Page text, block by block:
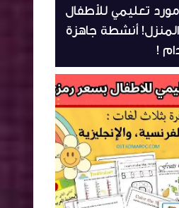
من 35,000 مورد تعليمي للأطفال
أنشطة جاهزة
!